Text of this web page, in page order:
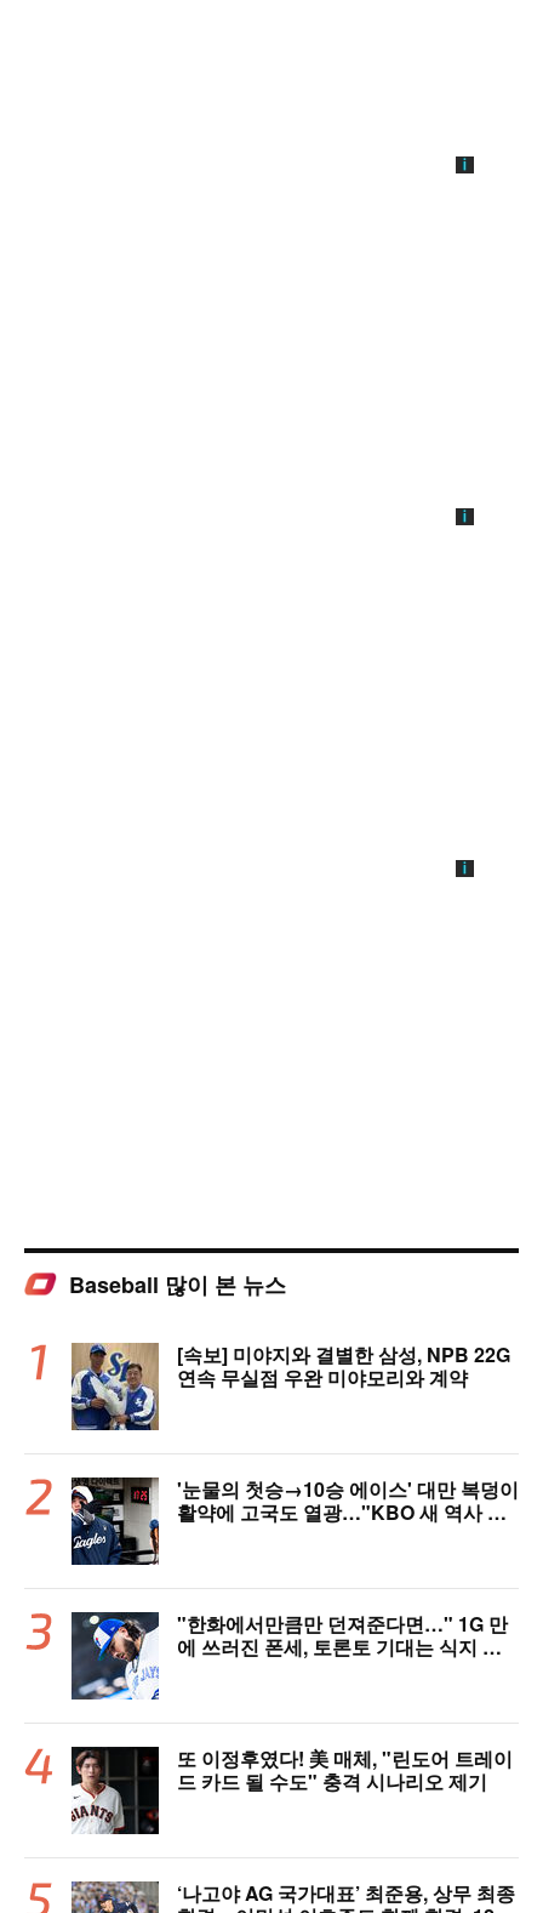
Baseball 많이 본 뉴스
[속보] 미야지와 결별한 삼성, NPB 22G
연속 무실점 우완 미야모리와 계약
'눈물의 첫승→10승 에이스' 대만 복덩이
활약에 고국도 열광…"KBO 새 역사 썼
"한화에서만큼만 던져준다면…" 1G 만
에 쓰러진 폰세, 토론토 기대는 식지 않
또 이정후였다! 美 매체, "린도어 트레이
드 카드 될 수도" 충격 시나리오 제기
‘나고야 AG 국가대표’ 최준용, 상무 최종